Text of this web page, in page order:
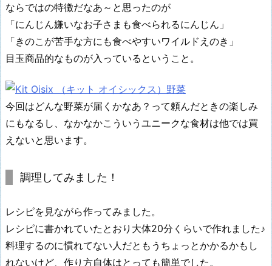
ならではの特徴だなあ～と思ったのが
「にんじん嫌いなお子さまも食べられるにんじん」
「きのこが苦手な方にも食べやすいワイルドえのき」
目玉商品的なものが入っているということ。
今回はどんな野菜が届くかなあ？って頼んだときの楽しみ
にもなるし、なかなかこういうユニークな食材は他では買
えないと思います。
調理してみました！
レシピを見ながら作ってみました。
レシピに書かれていたとおり大体20分くらいで作れました♪
料理するのに慣れてない人だともうちょっとかかるかもし
れないけど、作り方自体はとっても簡単でした。